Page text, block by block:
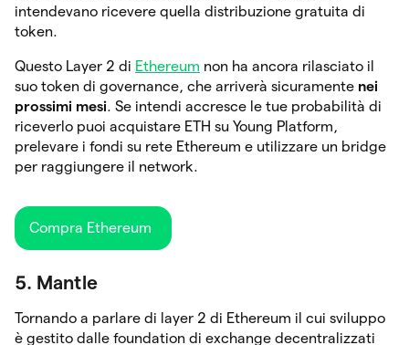
intendevano ricevere quella distribuzione gratuita di
token.
Questo Layer 2 di Ethereum non ha ancora rilasciato il
suo token di governance, che arriverà sicuramente nei
prossimi mesi. Se intendi accresce le tue probabilità di
riceverlo puoi acquistare ETH su Young Platform,
prelevare i fondi su rete Ethereum e utilizzare un bridge
per raggiungere il network.
Compra Ethereum
5. Mantle
Tornando a parlare di layer 2 di Ethereum il cui sviluppo
è gestito dalle foundation di exchange decentralizzati